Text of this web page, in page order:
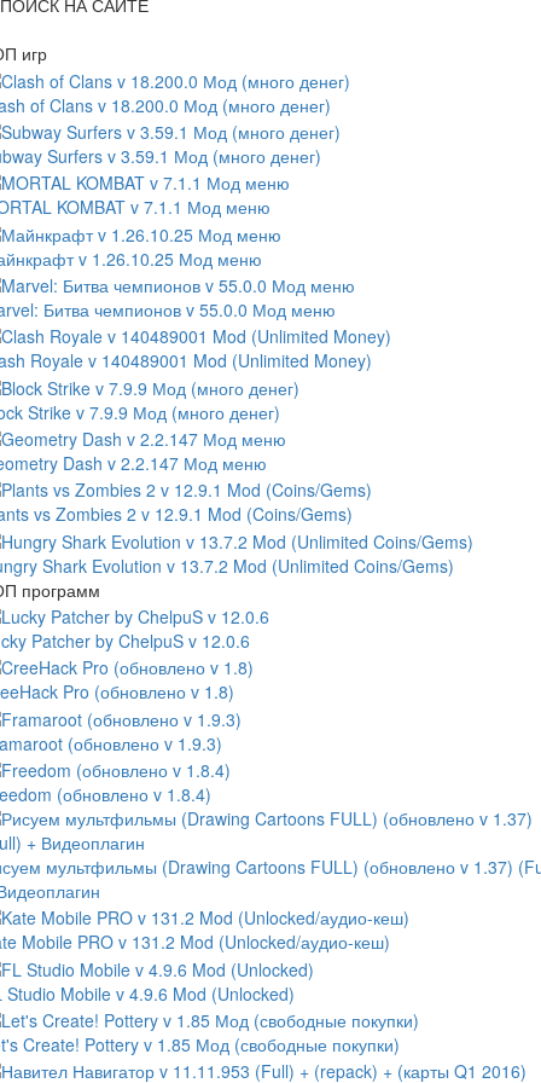
ПОИСК НА САЙТЕ
игр
of Clans v 18.200.0 Мод (много денег)
Surfers v 3.59.1 Мод (много денег)
KOMBAT v 7.1.1 Мод меню
v 1.26.10.25 Мод меню
Битва чемпионов v 55.0.0 Мод меню
Royale v 140489001 Mod (Unlimited Money)
Strike v 7.9.9 Мод (много денег)
Dash v 2.2.147 Мод меню
vs Zombies 2 v 12.9.1 Mod (Coins/Gems)
Shark Evolution v 13.7.2 Mod (Unlimited Coins/Gems)
программ
Patcher by ChelpuS v 12.0.6
Pro (обновлено v 1.8)
(обновлено v 1.9.3)
(обновлено v 1.8.4)
мультфильмы (Drawing Cartoons FULL) (обновлено v 1.37)
Mobile PRO v 131.2 Mod (Unlocked/аудио-кеш)
Studio Mobile v 4.9.6 Mod (Unlocked)
Create! Pottery v 1.85 Мод (свободные покупки)